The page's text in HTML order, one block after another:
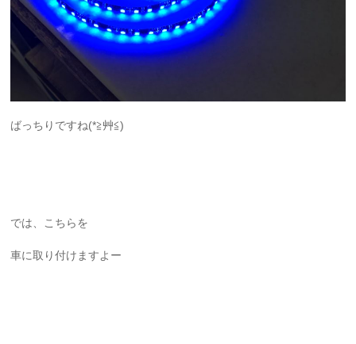
ばっちりですね(*≧艸≦)
では、こちらを
車に取り付けますよー